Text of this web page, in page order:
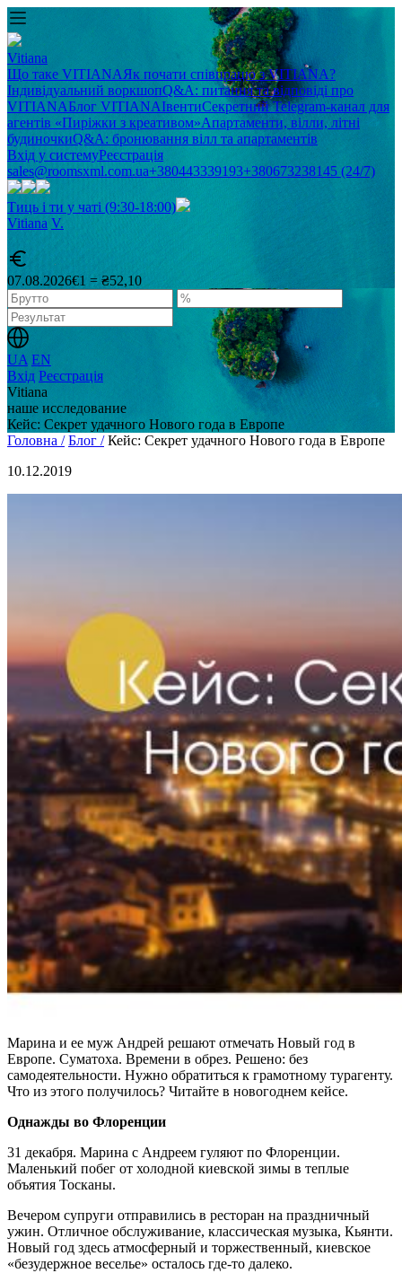
Vitiana
Що таке VITIANAЯк почати співпрацю з VITIANA?
Індивідуальний воркшопQ&A: питання та відповіді про
VITIANAБлог VITIANAІвентиСекретний Telegram-канал для
агентів «Пиріжки з креативом»Апартаменти, вілли, літні
будиночкиQ&A: бронювання вілл та апартаментів
Вхід у системуРеєстрація
sales@roomsxml.com.ua+380443339193+380673238145 (24/7)
Тиць і ти у чаті (9:30-18:00)
Vitiana V.
07.08.2026€1 = ₴52,10
UA EN
Вхід Реєстрація
Vitiana
наше исследование
Кейс: Секрет удачного Нового года в Европе
Головна / Блог / Кейс: Секрет удачного Нового года в Европе
10.12.2019
Марина и ее муж Андрей решают отмечать Новый год в
Европе. Суматоха. Времени в обрез. Решено: без
самодеятельности. Нужно обратиться к грамотному турагенту.
Что из этого получилось? Читайте в новогоднем кейсе.
Однажды во Флоренции
31 декабря. Марина с Андреем гуляют по Флоренции.
Маленький побег от холодной киевской зимы в теплые
объятия Тосканы.
Вечером супруги отправились в ресторан на праздничный
ужин. Отличное обслуживание, классическая музыка, Кьянти.
Новый год здесь атмосферный и торжественный, киевское
«безудержное веселье» осталось где-то далеко.